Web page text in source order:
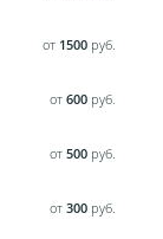
от 1500руб.
от 600руб.
от 500руб.
от 300руб.